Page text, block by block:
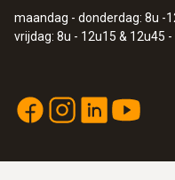
maandag - donderdag: 8u -
vrijdag: 8u - 12u15 & 12u45